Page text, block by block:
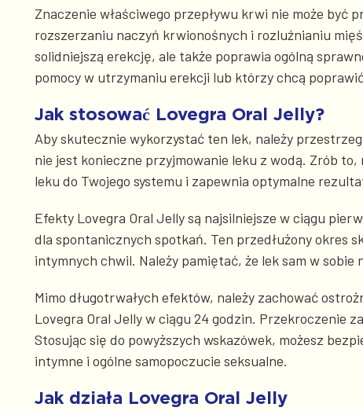
Znaczenie właściwego przepływu krwi nie może
rozszerzaniu naczyń krwionośnych i rozluźnianiu
solidniejszą erekcję, ale także poprawia ogólną
pomocy w utrzymaniu erekcji lub którzy chcą
Jak stosować Lovegra Oral Jelly?
Aby skutecznie wykorzystać ten lek, należy
nie jest konieczne przyjmowanie leku z wodą. Zrób
leku do Twojego systemu i zapewnia optymalne
Efekty Lovegra Oral Jelly są najsilniejsze w ciągu
dla spontanicznych spotkań. Ten przedłużony okres
intymnych chwil. Należy pamiętać, że lek sam w
Mimo długotrwałych efektów, należy zachować
Lovegra Oral Jelly w ciągu 24 godzin. Przekroczenie
Stosując się do powyższych wskazówek, możesz
intymne i ogólne samopoczucie seksualne.
Jak działa Lovegra Oral Jelly